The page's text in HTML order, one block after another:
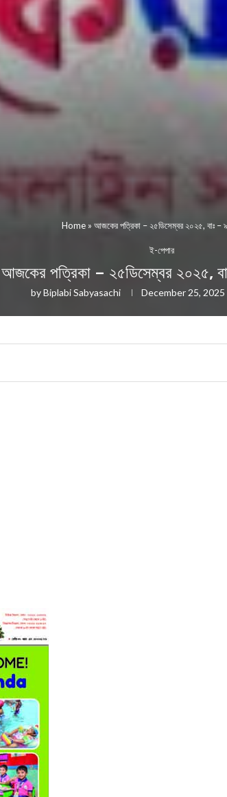
Home » আজকের পত্রিকা – ২৫ডিসেম্বর ২০২৫, বাঃ –
ই-পেপার
আজকের পত্রিকা – ২৫ডিসেম্বর ২০২৫,
byBiplabi Sabyasachi December 25, 2025